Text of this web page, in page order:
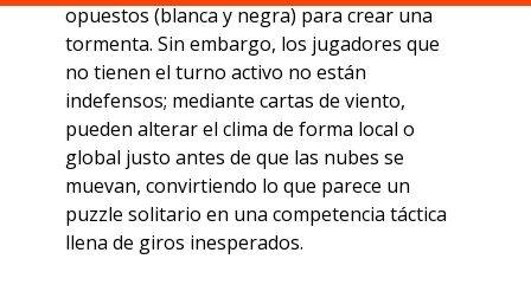
opuestos (blanca y negra) para crear una
tormenta. Sin embargo, los jugadores que
no tienen el turno activo no están
indefensos; mediante cartas de viento,
pueden alterar el clima de forma local o
global justo antes de que las nubes se
muevan, convirtiendo lo que parece un
puzzle solitario en una competencia táctica
llena de giros inesperados.